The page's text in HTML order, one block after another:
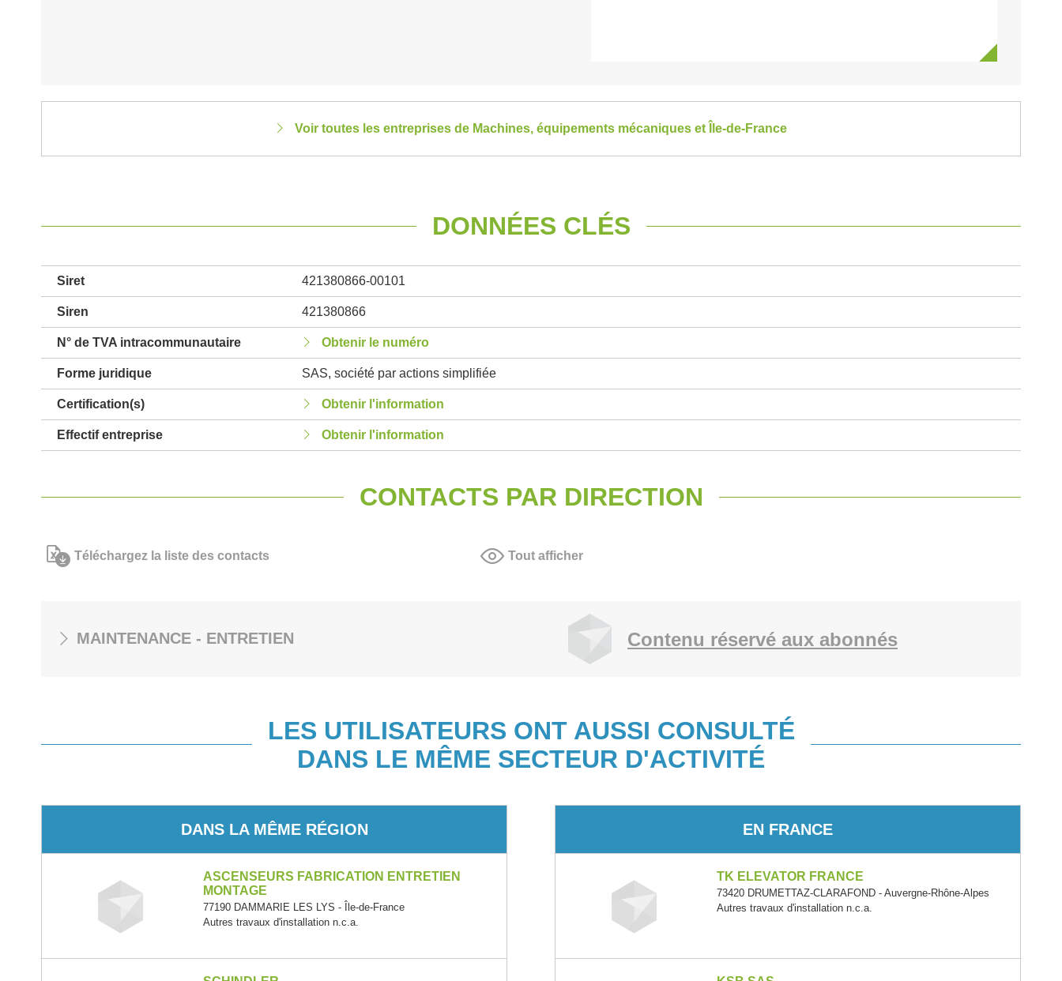
Voir toutes les entreprises de Machines, équipements mécaniques et Île-de-France
DONNÉES CLÉS
Siret 421380866-00101
Siren 421380866
N° de TVA intracommunautaire Obtenir le numéro
Forme juridique SAS, société par actions simplifiée
Certification(s) Obtenir l'information
Effectif entreprise Obtenir l'information
CONTACTS PAR DIRECTION
Téléchargez la liste des contacts Tout afficher
MAINTENANCE - ENTRETIEN Contenu réservé aux abonnés
LES UTILISATEURS ONT AUSSI CONSULTÉ
DANS LE MÊME SECTEUR D'ACTIVITÉ
DANS LA MÊME RÉGION
ASCENSEURS FABRICATION ENTRETIEN
MONTAGE
77190 DAMMARIE LES LYS - Île-de-France
Autres travaux d'installation n.c.a.
EN FRANCE
TK ELEVATOR FRANCE
73420 DRUMETTAZ-CLARAFOND - Auvergne-Rhône-Alpes
Autres travaux d'installation n.c.a.